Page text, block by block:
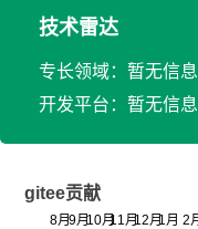
技术雷达
专长领域：暂无信息
开发平台：暂无信息
gitee贡献